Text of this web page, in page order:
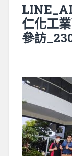
仁化工
參訪